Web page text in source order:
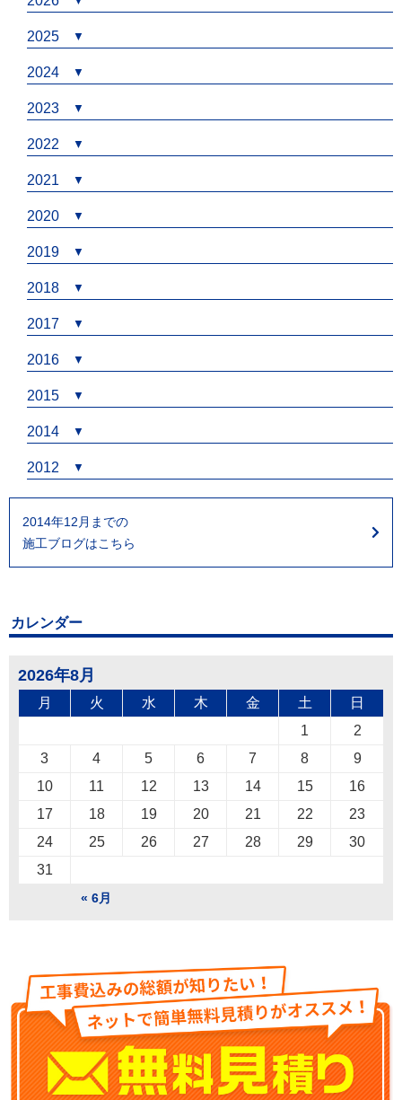
2025
2024
2023
2022
2021
2020
2019
2018
2017
2016
2015
2014
2012
2014年12月までの
施工ブログはこちら
カレンダー
2026年8月
月 火 水 木 金 土 日
« 6月
1
2
3
4 5 6 7 8
9
10
11 12 13 14 15
16
17
18 19 20 21 22
23
24
25 26 27 28 29
30
31